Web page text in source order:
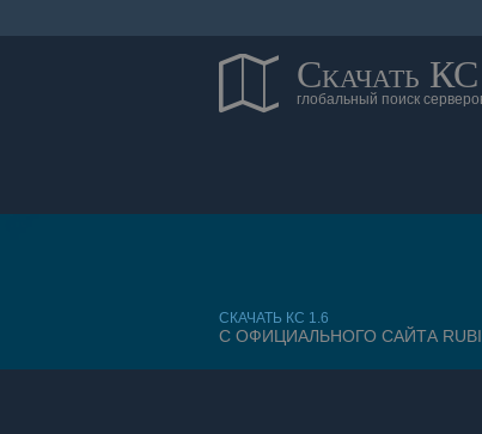
Скачать
глобальный поиск
CКАЧАТЬ КС 1.6
С ОФИЦИАЛЬНОГО САЙТА